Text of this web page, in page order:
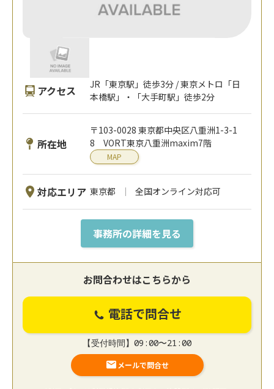
アクセス
JR「東京駅」徒歩3分 / 東京メトロ「日
本橋駅」・「大手町駅」徒歩2分
所在地
〒103-0028 東京都中央区八重洲1-3-1
8 VORT東京八重洲maxim7階
MAP
対応エリア 東京都 全国オンライン対応可
事務所の詳細を見る
お問合わせはこちらから
電話で問合せ
【受付時間】09:00〜21:00
メールで問合せ